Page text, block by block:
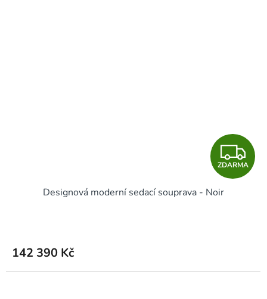
Z
D
A
ZDARMA
Designová moderní sedací souprava - Noir
142 390 Kč